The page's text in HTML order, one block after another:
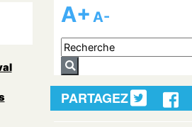
A+ A-
PARTAGEZ